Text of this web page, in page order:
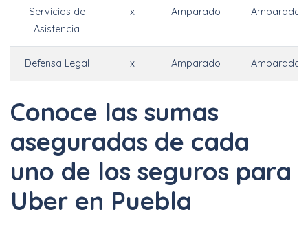
Servicios de
Asistencia
x Amparado Amparado
Defensa Legal x Amparado Amparado
Conoce las sumas
aseguradas de cada
uno de los seguros para
Uber en Puebla